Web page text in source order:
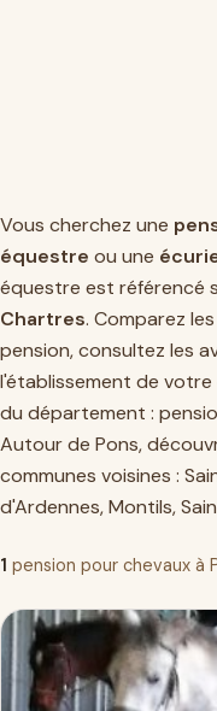
Vous cherchez une
équestre ou une
équestre est référencé
Chartres. Comparez
pension, consultez les
l'établissement de
du département :
Autour de Pons,
communes voisines :
d'Ardennes,Montils,
1 pension pour chevaux à